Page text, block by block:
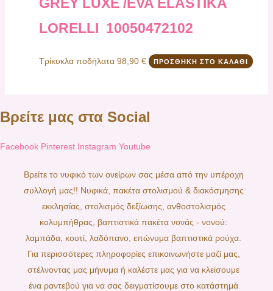
GREY LUXE /EVA ELASTIKA
LORELLI 10050472102
Τρίκυκλα ποδήλατα 98,90 € ΠΡΟΣΘΉΚΗ ΣΤΟ ΚΑΛΆΘΙ
Βρείτε μας στα Social
Facebook Pinterest Instagram Youtube
Βρείτε το νυφικό των ονείρων σας μέσα από την υπέροχη
συλλογή μας!! Νυφικά, πακέτα στολισμού & διακόσμησης
εκκλησίας, στολισμός δεξίωσης, ανθοστολισμός
κολυμπήθρας, βαπτιστικά πακέτα νονάς - νονού:
λαμπάδα, κουτί, λαδόπανο, επώνυμα βαπτιστικά ρούχα.
Για περισσότερες πληροφορίες επικοινωνήστε μαζί μας,
στέλνοντας μας μήνυμα ή καλέστε μας για να κλείσουμε
ένα ραντεβού για να σας δειγματίσουμε στο κατάστημά